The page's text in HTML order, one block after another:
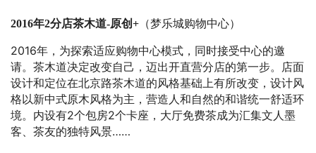
2016年2分店茶木道-原创+ （梦乐城购物中心）
2016年，为探索适应购物中心模式，同时接受中心的邀
请。茶木道决定改变自己，迈出开直营分店的第一步。店面
设计和定位在北京路茶木道的风格基础上有所改变，设计风
格以新中式原木风格为主，营造人和自然的和谐统一舒适环
境。内设有2个包房2个卡座，大厅免费茶成为汇集文人墨
客、茶友的独特风景……